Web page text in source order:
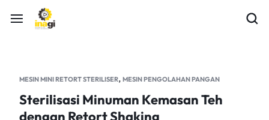
MESIN MINI RETORT STERILISER, MESIN PENGOLAHAN PANGAN
Sterilisasi Minuman Kemasan Teh
dengan Retort Shaking